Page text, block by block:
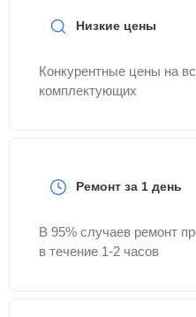
Низкие цены
Конкурентные цены на
комплектующих
Ремонт за 1 день
В 95% случаев ремонт
в течение 1-2 часов